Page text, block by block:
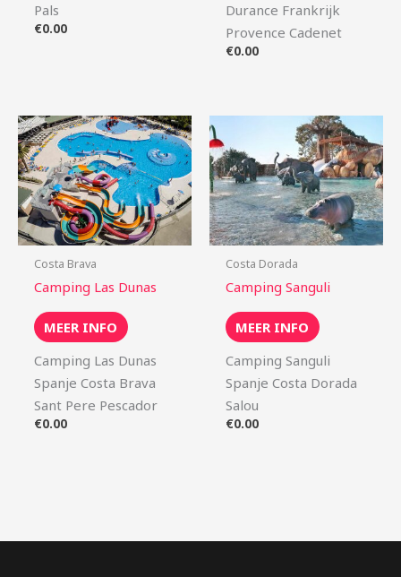
Pals
€0.00
Durance Frankrijk
Provence Cadenet
€0.00
Costa Brava
Camping Las Dunas
MEER INFO
Camping Las Dunas
Spanje Costa Brava
Sant Pere Pescador
€0.00
Costa Dorada
Camping Sanguli
MEER INFO
Camping Sanguli
Spanje Costa Dorada
Salou
€0.00